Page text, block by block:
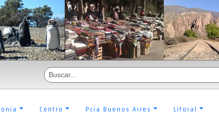
Centro Pcia Buenos Aires Litoral